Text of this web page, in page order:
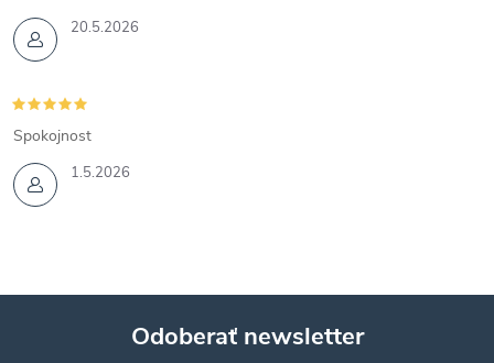
20.5.2026
1.5.2026
Spokojnost
Odoberať newsletter